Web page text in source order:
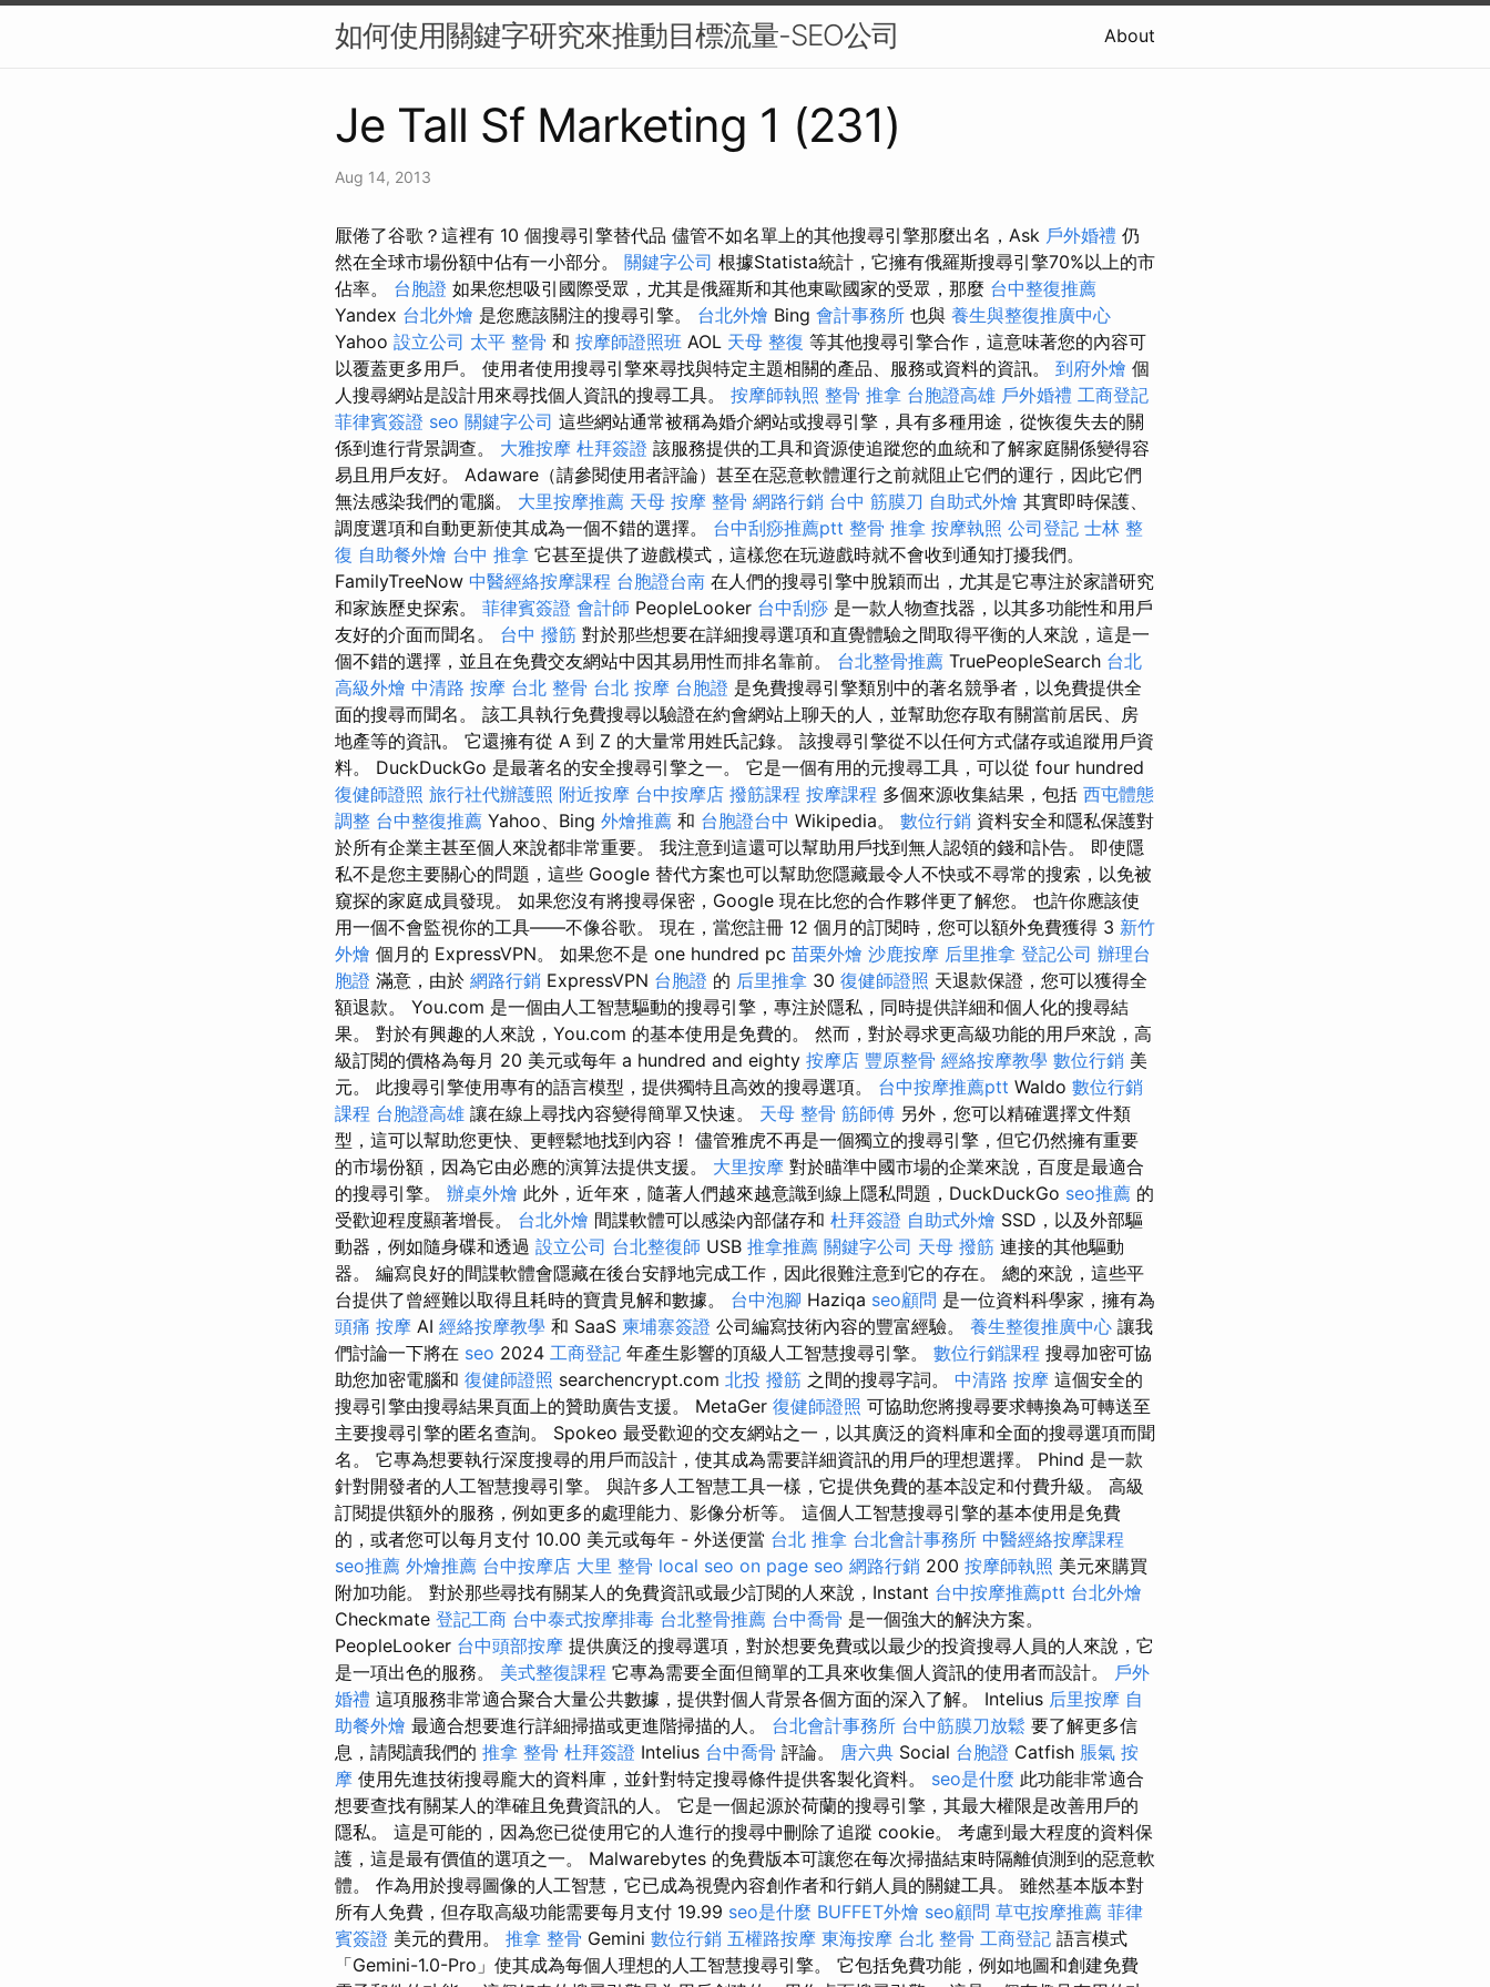
如何使用關鍵字研究來推動目標流量-SEO公司 About
Je Tall Sf Marketing 1 (231)
Aug 14, 2013
厭倦了谷歌？這裡有 10 個搜尋引擎替代品 儘管不如名單上的其他搜尋引擎那麼出名，Ask 戶外婚禮 仍
然在全球市場份額中佔有一小部分。 關鍵字公司 根據Statista統計，它擁有俄羅斯搜尋引擎70%以上的市
佔率。 台胞證 如果您想吸引國際受眾，尤其是俄羅斯和其他東歐國家的受眾，那麼 台中整復推薦
Yandex 台北外燴 是您應該關注的搜尋引擎。 台北外燴 Bing 會計事務所 也與 養生與整復推廣中心
Yahoo 設立公司 太平 整骨 和 按摩師證照班 AOL 天母 整復 等其他搜尋引擎合作，這意味著您的內容可
以覆蓋更多用戶。 使用者使用搜尋引擎來尋找與特定主題相關的產品、服務或資料的資訊。 到府外燴 個
人搜尋網站是設計用來尋找個人資訊的搜尋工具。 按摩師執照 整骨 推拿 台胞證高雄 戶外婚禮 工商登記
菲律賓簽證 seo 關鍵字公司 這些網站通常被稱為婚介網站或搜尋引擎，具有多種用途，從恢復失去的關
係到進行背景調查。 大雅按摩 杜拜簽證 該服務提供的工具和資源使追蹤您的血統和了解家庭關係變得容
易且用戶友好。 Adaware（請參閱使用者評論）甚至在惡意軟體運行之前就阻止它們的運行，因此它們
無法感染我們的電腦。 大里按摩推薦 天母 按摩 整骨 網路行銷 台中 筋膜刀 自助式外燴 其實即時保護、
調度選項和自動更新使其成為一個不錯的選擇。 台中刮痧推薦ptt 整骨 推拿 按摩執照 公司登記 士林 整
復 自助餐外燴 台中 推拿 它甚至提供了遊戲模式，這樣您在玩遊戲時就不會收到通知打擾我們。
FamilyTreeNow 中醫經絡按摩課程 台胞證台南 在人們的搜尋引擎中脫穎而出，尤其是它專注於家譜研究
和家族歷史探索。 菲律賓簽證 會計師 PeopleLooker 台中刮痧 是一款人物查找器，以其多功能性和用戶
友好的介面而聞名。 台中 撥筋 對於那些想要在詳細搜尋選項和直覺體驗之間取得平衡的人來說，這是一
個不錯的選擇，並且在免費交友網站中因其易用性而排名靠前。 台北整骨推薦 TruePeopleSearch 台北
高級外燴 中清路 按摩 台北 整骨 台北 按摩 台胞證 是免費搜尋引擎類別中的著名競爭者，以免費提供全
面的搜尋而聞名。 該工具執行免費搜尋以驗證在約會網站上聊天的人，並幫助您存取有關當前居民、房
地產等的資訊。 它還擁有從 A 到 Z 的大量常用姓氏記錄。 該搜尋引擎從不以任何方式儲存或追蹤用戶資
料。 DuckDuckGo 是最著名的安全搜尋引擎之一。 它是一個有用的元搜尋工具，可以從 four hundred
復健師證照 旅行社代辦護照 附近按摩 台中按摩店 撥筋課程 按摩課程 多個來源收集結果，包括 西屯體態
調整 台中整復推薦 Yahoo、Bing 外燴推薦 和 台胞證台中 Wikipedia。 數位行銷 資料安全和隱私保護對
於所有企業主甚至個人來說都非常重要。 我注意到這還可以幫助用戶找到無人認領的錢和訃告。 即使隱
私不是您主要關心的問題，這些 Google 替代方案也可以幫助您隱藏最令人不快或不尋常的搜索，以免被
窺探的家庭成員發現。 如果您沒有將搜尋保密，Google 現在比您的合作夥伴更了解您。 也許你應該使
用一個不會監視你的工具——不像谷歌。 現在，當您註冊 12 個月的訂閱時，您可以額外免費獲得 3 新竹
外燴 個月的 ExpressVPN。 如果您不是 one hundred pc 苗栗外燴 沙鹿按摩 后里推拿 登記公司 辦理台
胞證 滿意，由於 網路行銷 ExpressVPN 台胞證 的 后里推拿 30 復健師證照 天退款保證，您可以獲得全
額退款。 You.com 是一個由人工智慧驅動的搜尋引擎，專注於隱私，同時提供詳細和個人化的搜尋結
果。 對於有興趣的人來說，You.com 的基本使用是免費的。 然而，對於尋求更高級功能的用戶來說，高
級訂閱的價格為每月 20 美元或每年 a hundred and eighty 按摩店 豐原整骨 經絡按摩教學 數位行銷 美
元。 此搜尋引擎使用專有的語言模型，提供獨特且高效的搜尋選項。 台中按摩推薦ptt Waldo 數位行銷
課程 台胞證高雄 讓在線上尋找內容變得簡單又快速。 天母 整骨 筋師傅 另外，您可以精確選擇文件類
型，這可以幫助您更快、更輕鬆地找到內容！ 儘管雅虎不再是一個獨立的搜尋引擎，但它仍然擁有重要
的市場份額，因為它由必應的演算法提供支援。 大里按摩 對於瞄準中國市場的企業來說，百度是最適合
的搜尋引擎。 辦桌外燴 此外，近年來，隨著人們越來越意識到線上隱私問題，DuckDuckGo seo推薦 的
受歡迎程度顯著增長。 台北外燴 間諜軟體可以感染內部儲存和 杜拜簽證 自助式外燴 SSD，以及外部驅
動器，例如隨身碟和透過 設立公司 台北整復師 USB 推拿推薦 關鍵字公司 天母 撥筋 連接的其他驅動
器。 編寫良好的間諜軟體會隱藏在後台安靜地完成工作，因此很難注意到它的存在。 總的來說，這些平
台提供了曾經難以取得且耗時的寶貴見解和數據。 台中泡腳 Haziqa seo顧問 是一位資料科學家，擁有為
頭痛 按摩 AI 經絡按摩教學 和 SaaS 柬埔寨簽證 公司編寫技術內容的豐富經驗。 養生整復推廣中心 讓我
們討論一下將在 seo 2024 工商登記 年產生影響的頂級人工智慧搜尋引擎。 數位行銷課程 搜尋加密可協
助您加密電腦和 復健師證照 searchencrypt.com 北投 撥筋 之間的搜尋字詞。 中清路 按摩 這個安全的
搜尋引擎由搜尋結果頁面上的贊助廣告支援。 MetaGer 復健師證照 可協助您將搜尋要求轉換為可轉送至
主要搜尋引擎的匿名查詢。 Spokeo 最受歡迎的交友網站之一，以其廣泛的資料庫和全面的搜尋選項而聞
名。 它專為想要執行深度搜尋的用戶而設計，使其成為需要詳細資訊的用戶的理想選擇。 Phind 是一款
針對開發者的人工智慧搜尋引擎。 與許多人工智慧工具一樣，它提供免費的基本設定和付費升級。 高級
訂閱提供額外的服務，例如更多的處理能力、影像分析等。 這個人工智慧搜尋引擎的基本使用是免費
的，或者您可以每月支付 10.00 美元或每年 - 外送便當 台北 推拿 台北會計事務所 中醫經絡按摩課程
seo推薦 外燴推薦 台中按摩店 大里 整骨 local seo on page seo 網路行銷 200 按摩師執照 美元來購買
附加功能。 對於那些尋找有關某人的免費資訊或最少訂閱的人來說，Instant 台中按摩推薦ptt 台北外燴
Checkmate 登記工商 台中泰式按摩排毒 台北整骨推薦 台中喬骨 是一個強大的解決方案。
PeopleLooker 台中頭部按摩 提供廣泛的搜尋選項，對於想要免費或以最少的投資搜尋人員的人來說，它
是一項出色的服務。 美式整復課程 它專為需要全面但簡單的工具來收集個人資訊的使用者而設計。 戶外
婚禮 這項服務非常適合聚合大量公共數據，提供對個人背景各個方面的深入了解。 Intelius 后里按摩 自
助餐外燴 最適合想要進行詳細掃描或更進階掃描的人。 台北會計事務所 台中筋膜刀放鬆 要了解更多信
息，請閱讀我們的 推拿 整骨 杜拜簽證 Intelius 台中喬骨 評論。 唐六典 Social 台胞證 Catfish 脹氣 按
摩 使用先進技術搜尋龐大的資料庫，並針對特定搜尋條件提供客製化資料。 seo是什麼 此功能非常適合
想要查找有關某人的準確且免費資訊的人。 它是一個起源於荷蘭的搜尋引擎，其最大權限是改善用戶的
隱私。 這是可能的，因為您已從使用它的人進行的搜尋中刪除了追蹤 cookie。 考慮到最大程度的資料保
護，這是最有價值的選項之一。 Malwarebytes 的免費版本可讓您在每次掃描結束時隔離偵測到的惡意軟
體。 作為用於搜尋圖像的人工智慧，它已成為視覺內容創作者和行銷人員的關鍵工具。 雖然基本版本對
所有人免費，但存取高級功能需要每月支付 19.99 seo是什麼 BUFFET外燴 seo顧問 草屯按摩推薦 菲律
賓簽證 美元的費用。 推拿 整骨 Gemini 數位行銷 五權路按摩 東海按摩 台北 整骨 工商登記 語言模式
「Gemini-1.0-Pro」使其成為每個人理想的人工智慧搜尋引擎。 它包括免費功能，例如地圖和創建免費